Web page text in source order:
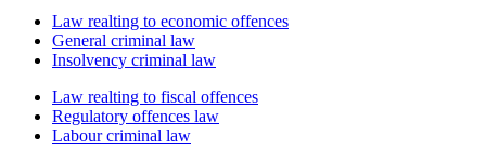
Law realting to economic offences
General criminal law
Insolvency criminal law
Law realting to fiscal offences
Regulatory offences law
Labour criminal law